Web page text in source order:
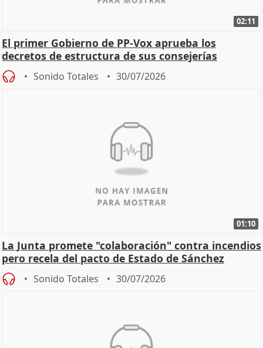
02:11
El primer Gobierno de PP-Vox aprueba los
decretos de estructura de sus consejerías
Sonido Totales 30/07/2026
01:10
La Junta promete "colaboración" contra incendios
pero recela del pacto de Estado de Sánchez
Sonido Totales 30/07/2026